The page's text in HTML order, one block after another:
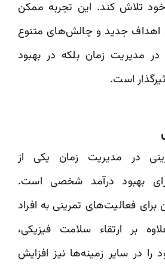
تلاش کند. این تجربه ممکن
اهداف جدید و چالش‌های متنوع
در مدیریت زمان بلکه در بهبود
است.
در مدیریت زمان یکی از
بهبود درآمد شخصی است.
فعالیت‌های تمرینی به افراد
بر ارتقاء سلامت فیزیکی،
را در سایر زمینه‌ها نیز افزایش